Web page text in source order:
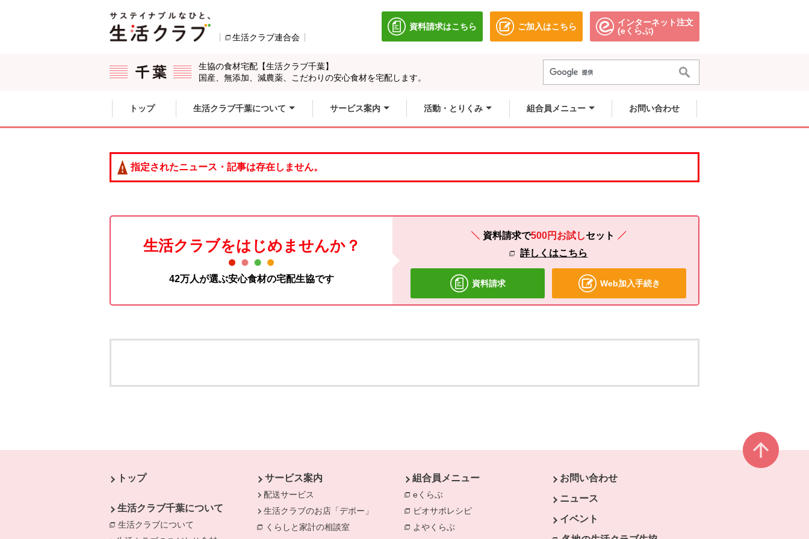
生活クラブ連合会 別のウィンドウで開きます。
資料請求はこちら
別のウィンドウで開きます。ご加入はこちら
別のウィンドウで開きます。
インターネット注文
(eくらぶ)別のウィンドウで開きます。
生協の食材宅配【生活クラブ千葉】
国産、無添加、減農薬、こだわりの安心食材を宅配します。
ここからサイト内共通メニューです。
サイト内共通メニューをスキップする
トップ 生活クラブ千葉について サービス案内 活動・とりくみ 組合員メニュー お問い合わせ
指定されたニュース・記事は存在しません。
生活クラブをはじめませんか？
42万人が選ぶ安心食材の宅配生協です
資料請求で500円お試しセット
詳しくはこちら
資料請求 Web加入手続き
トップ
生活クラブ千葉について
生活クラブについて
別のウィンドウで開きます。
サービス案内
配送サービス
生活クラブのお店「デポー」
くらしと家計の相談室 別のウィンドウで開きます。
組合員メニュー
eくらぶ
ビオサポレシピ
よやくらぶ 別のウィンドウで開きます。
お問い合わせ
ニュース
イベント